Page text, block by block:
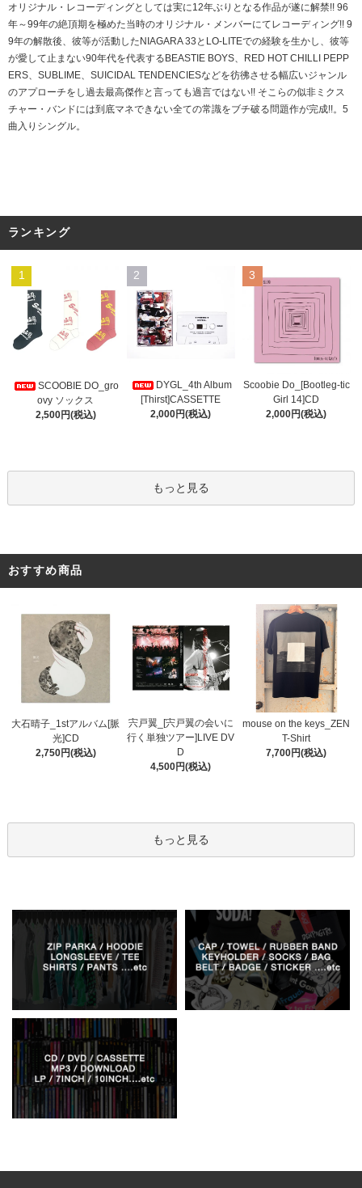
オリジナル・レコーディングとしては実に12年ぶりとなる作品が遂に解禁!! 96
年～99年の絶頂期を極めた当時のオリジナル・メンバーにてレコーディング!! 9
9年の解散後、彼等が活動したNIAGARA 33とLO-LITEでの経験を生かし、彼等
が愛して止まない90年代を代表するBEASTIE BOYS、RED HOT CHILLI PEPP
ERS、SUBLIME、SUICIDAL TENDENCIESなどを彷彿させる幅広いジャンル
のアプローチをし過去最高傑作と言っても過言ではない!! そこらの似非ミクス
チャー・バンドには到底マネできない全ての常識をブチ破る問題作が完成!!。5
曲入りシングル。
ランキング
1
SCOOBIE DO_gro
ovy ソックス
2,500円(税込)
2
DYGL_4th Album
[Thirst]CASSETTE
2,000円(税込)
3
Scoobie Do_[Bootleg-tic
Girl 14]CD
2,000円(税込)
もっと見る
おすすめ商品
大石晴子_1stアルバム[脈
光]CD
2,750円(税込)
宍戸翼_[宍戸翼の会いに
行く単独ツアー]LIVE DV
D
4,500円(税込)
mouse on the keys_ZEN
T-Shirt
7,700円(税込)
もっと見る